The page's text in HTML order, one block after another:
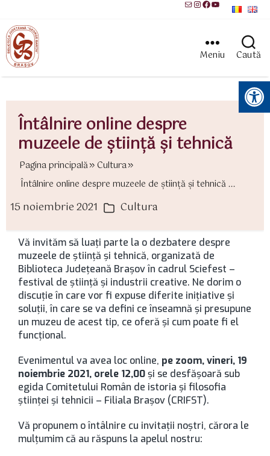
MailInstagram
Facebook
YouTube
Meniu Caută
Instrumente pentru accesibilitate
Întâlnire online despre
muzeele de ştiinţă şi tehnică
Pagina principală
Cultura
Întâlnire online despre muzeele de ştiinţă şi tehnică ...
15 noiembrie 2021 Categorii
Cultura
Vă invităm să luați parte la o dezbatere despre
muzeele de știință și tehnică, organizată de
Biblioteca Județeană Brașov în cadrul Sciefest –
festival de știință și industrii creative. Ne dorim o
discuție în care vor fi expuse diferite inițiative și
soluții, în care se va defini ce înseamnă și presupune
un muzeu de acest tip, ce oferă și cum poate fi el
funcțional.
Evenimentul va avea loc online, pe zoom, vineri, 19
noiembrie 2021, orele 12,00și se desfășoară sub
egida Comitetului Român de istoria și filosofia
științei și tehnicii – Filiala Brașov (CRIFST).
Vă propunem o întâlnire cu invitații noștri, cărora le
mulțumim că au răspuns la apelul nostru: